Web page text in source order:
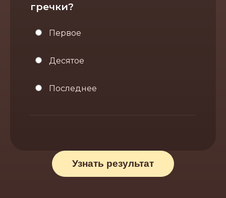
гречки?
Первое
Десятое
Последнее
Узнать результат